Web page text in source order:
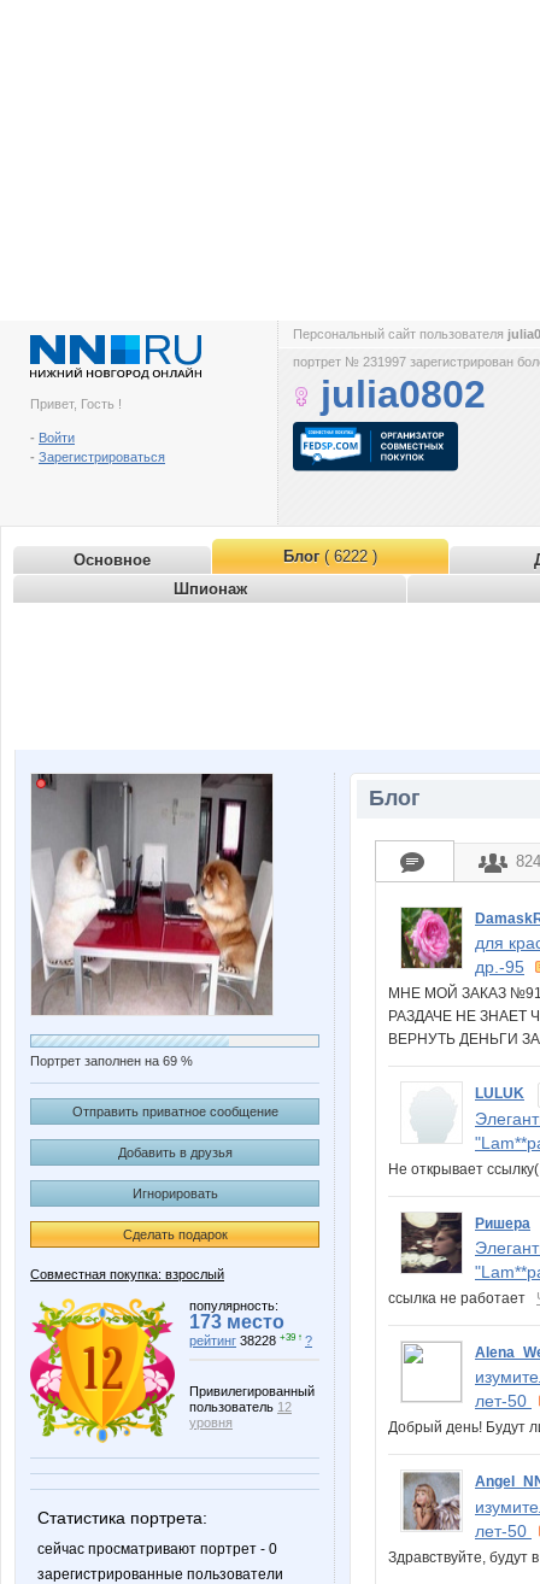
Привет, Гость !
- Войти
- Зарегистрироваться
Персональный сайт пользователя
портрет № 231997 зарегистрирован
julia0802
Основное Блог( 6222 )
Шпионаж
Портрет заполнен на 69 %
Отправить приватное сообщение
Добавить в друзья
Игнорировать
Сделать подарок
Совместная покупка: взрослый
популярность:
173 место
рейтинг 38228 +39 ↑ ?
Привилегированный
пользователь 12
уровня
Статистика портрета:
сейчас просматривают портрет - 0
зарегистрированные пользователи
Блог
для
др.-95
МНЕ МОЙ ЗАКАЗ
РАЗДАЧЕ НЕ ЗНАЕТ
ВЕРНУТЬ ДЕНЬГИ
LULUK
Не открывает
Ришера
ссылка не работает
лет-50
Добрый день! Будут
лет-50
Здравствуйте, будут